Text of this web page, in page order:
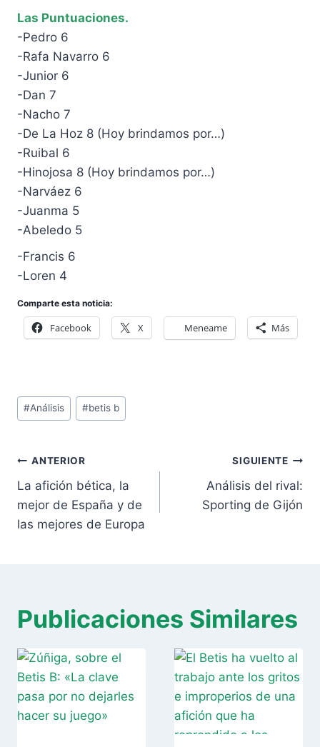
Las Puntuaciones.
-Pedro 6
-Rafa Navarro 6
-Junior 6
-Dan 7
-Nacho 7
-De La Hoz 8 (Hoy brindamos por…)
-Ruibal 6
-Hinojosa 8 (Hoy brindamos por…)
-Narváez 6
-Juanma 5
-Abeledo 5
-Francis 6
-Loren 4
Comparte esta noticia:
Facebook X Meneame Más
Etiquetas
de
entrada:
#Análisis #betis b
Navegación
de
entradas
ANTERIOR
La afición bética, la
mejor de España y de
las mejores de Europa
SIGUIENTE
Análisis del rival:
Sporting de Gijón
Publicaciones Similares